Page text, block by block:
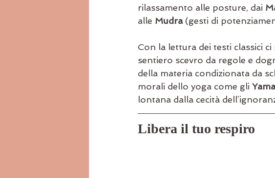
rilassamento alle posture, dai
alle Mudra (gesti di
Con la lettura dei testi classici
sentiero scevro da regole e
della materia condizionata da
morali dello yoga come gli Yama
lontana dalla cecità
Libera il tuo respiro